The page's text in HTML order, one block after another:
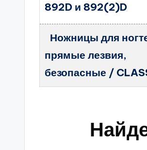
892D и 892(2)D
Ножницы для
прямые лезвия,
безопасные /